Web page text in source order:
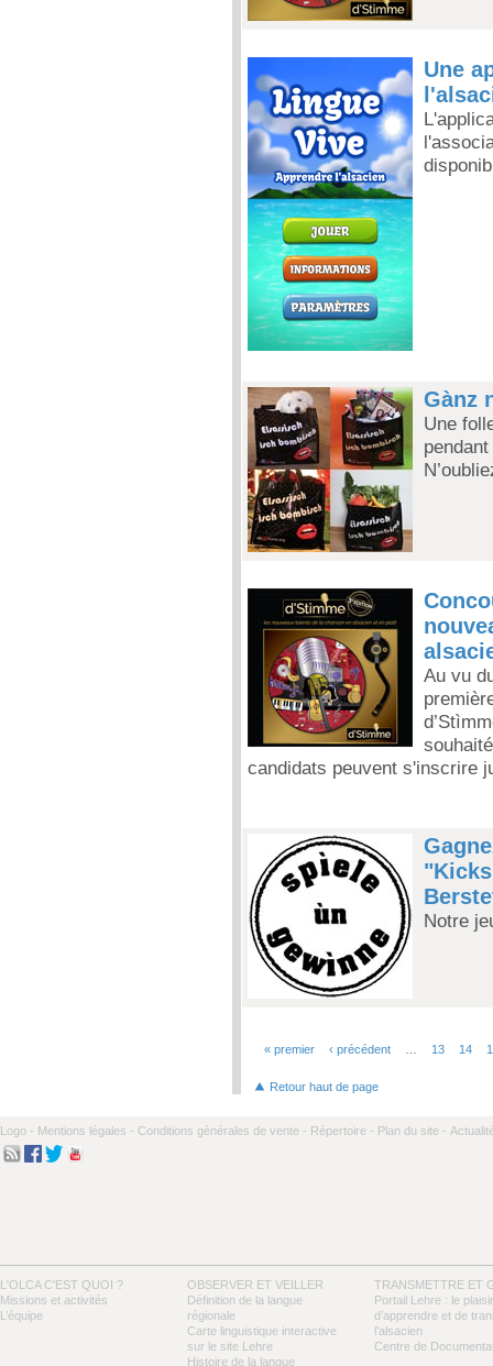
Une
Gànz
Une
Au vu
candidats peuvent s'inscrire
Notre
Pages
« premier ‹ précédent 13 14
Retour haut de page
Logo - Mentions légales - Conditions générales de vente - Répertoire - Plan du site -
L'OLCA C'EST QUOI ?
Missions et activités
L’équipe
OBSERVER ET VEILLER
Définition de la langue
régionale
Carte linguistique interactive
sur le site Lehre
Histoire de la langue
TRANSMETTRE ET
Portail Lehre : le plaisir
d’apprendre et de
l’alsacien
Centre de